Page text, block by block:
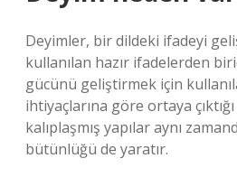
Deyimler, bir dildeki ifadeyi
kullanılan hazır ifadelerden
gücünü geliştirmek için
ihtiyaçlarına göre ortaya
kalıplaşmış yapılar aynı
bütünlüğü de yaratır.